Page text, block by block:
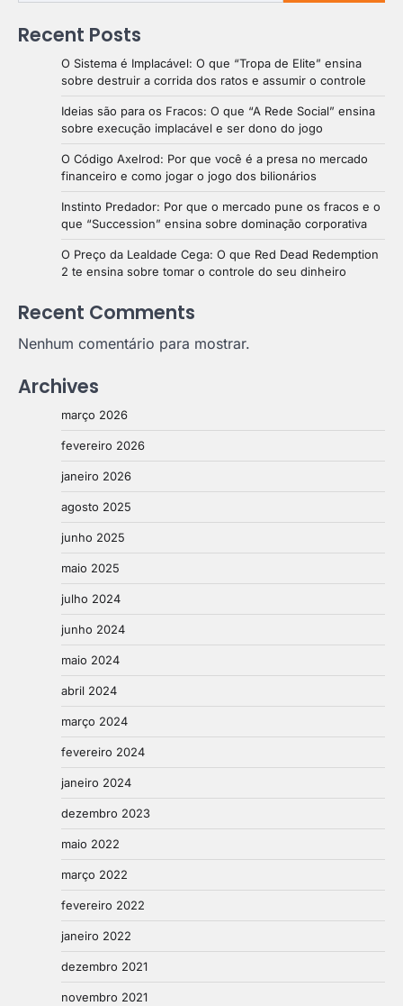
Recent Posts
O Sistema é Implacável: O que “Tropa de Elite” ensina
sobre destruir a corrida dos ratos e assumir o controle
Ideias são para os Fracos: O que “A Rede Social” ensina
sobre execução implacável e ser dono do jogo
O Código Axelrod: Por que você é a presa no mercado
financeiro e como jogar o jogo dos bilionários
Instinto Predador: Por que o mercado pune os fracos e o
que “Succession” ensina sobre dominação corporativa
O Preço da Lealdade Cega: O que Red Dead Redemption
2 te ensina sobre tomar o controle do seu dinheiro
Recent Comments
Nenhum comentário para mostrar.
Archives
março 2026
fevereiro 2026
janeiro 2026
agosto 2025
junho 2025
maio 2025
julho 2024
junho 2024
maio 2024
abril 2024
março 2024
fevereiro 2024
janeiro 2024
dezembro 2023
maio 2022
março 2022
fevereiro 2022
janeiro 2022
dezembro 2021
novembro 2021